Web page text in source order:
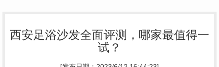
西安足浴沙发全面评测，哪家最值得一
试？